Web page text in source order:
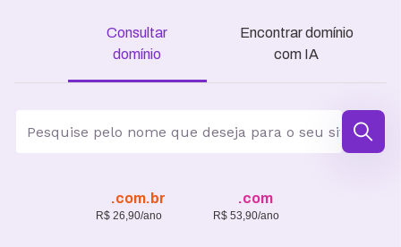
Consultar
domínio
Encontrar domínio
com IA
.com.br
R$ 26,90/ano
.com
R$ 53,90/ano